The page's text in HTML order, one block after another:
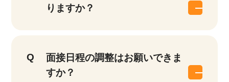
りますか？
面接日程の調整はお願いできま
すか？